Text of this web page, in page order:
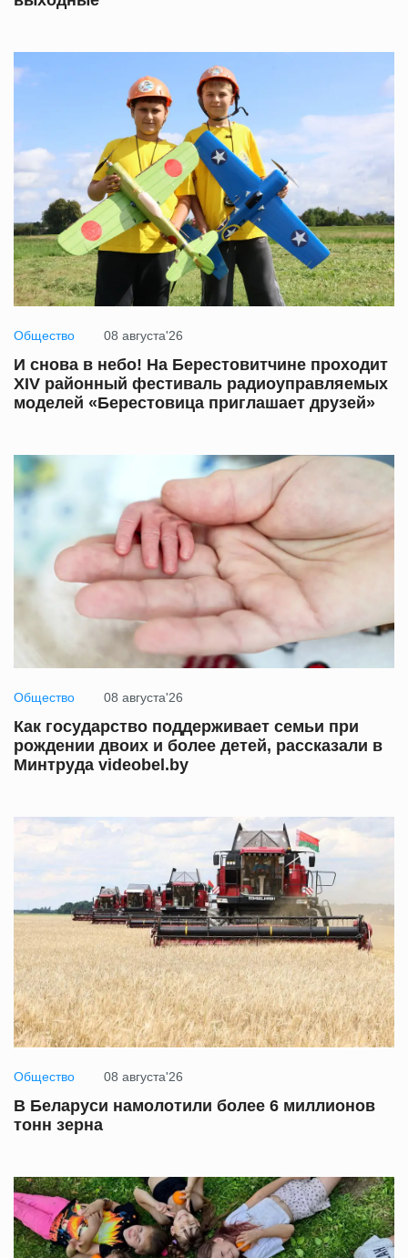
Общество 08 августа'26
И снова в небо! На Берестовитчине проходит
XIV районный фестиваль радиоуправляемых
моделей «Берестовица приглашает друзей»
Общество 08 августа'26
Как государство поддерживает семьи при
рождении двоих и более детей, рассказали в
Минтруда videobel.by
Общество 08 августа'26
В Беларуси намолотили более 6 миллионов
тонн зерна